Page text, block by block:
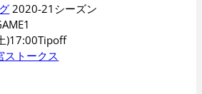
2020-21シーズン
)17:00Tipoff
ストークス